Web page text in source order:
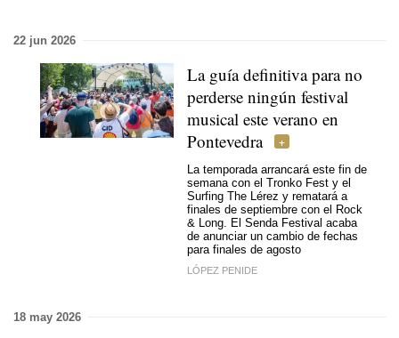
22 jun 2026
La guía definitiva para no
perderse ningún festival
musical este verano en
Pontevedra
La temporada arrancará este fin de
semana con el Tronko Fest y el
Surfing The Lérez y rematará a
finales de septiembre con el Rock
& Long. El Senda Festival acaba
de anunciar un cambio de fechas
para finales de agosto
LÓPEZ PENIDE
18 may 2026